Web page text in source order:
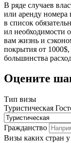
В ряде случаев
или аренду номера
в список
ил необходимости
вам жизнь и
покрытия от 1000$,
большинства
Оцените
Тип визы
Туристическая
Гражданство
Визы каких стран